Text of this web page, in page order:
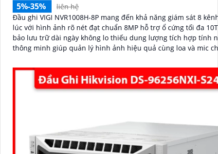
5%-35%
liên hệ
Đầu ghi VIGI NVR1008H-8P mang đến khả năng giám sát 8
lúc với hình ảnh rõ nét đạt chuẩn 8MP hỗ trợ ổ cứng tối đa
bảo lưu trữ dài ngày không lo thiếu dung lượng tích hợp tính
thông minh giúp quản lý hình ảnh hiệu quả cùng loa và mic